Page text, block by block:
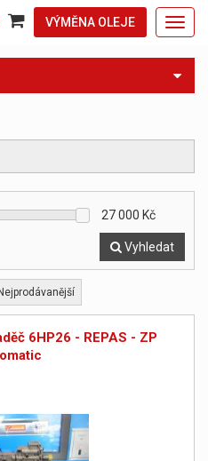
VÝMĚNA OLEJE
27 000 Kč
Vyhledat
Nejprodávanější
6HP26 - REPAS - ZP